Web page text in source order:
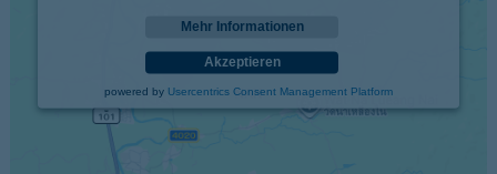
Mehr Informationen
Akzeptieren
powered by Usercentrics Consent Management Platform